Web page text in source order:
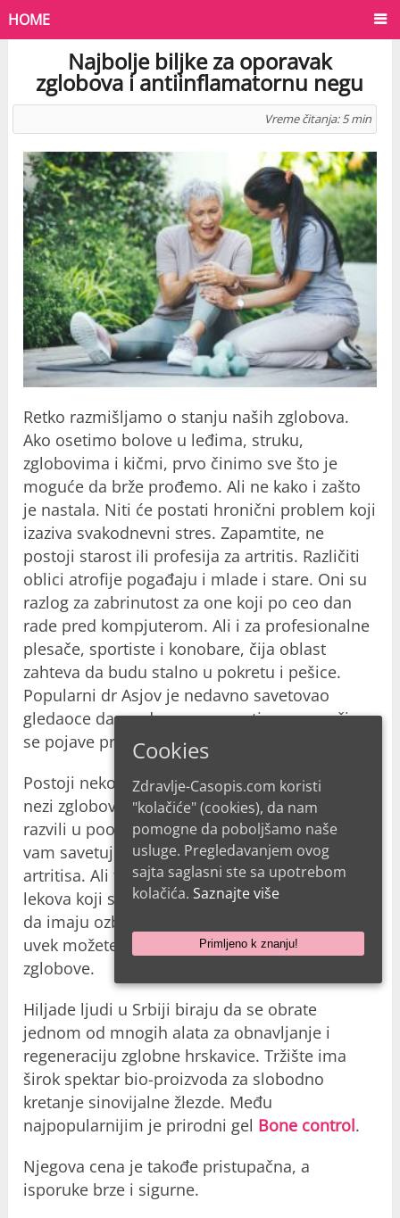
HOME
Najbolje biljke za oporavak
zglobova i antiinflamatornu negu
Vreme čitanja: 5 min
Retko razmišljamo o stanju naših zglobova.
Ako osetimo bolove u leđima, struku,
zglobovima i kičmi, prvo činimo sve što je
moguće da brže prođemo. Ali ne kako i zašto
je nastala. Niti će postati hronični problem koji
izaziva svakodnevni stres. Zapamtite, ne
postoji starost ili profesija za artritis. Različiti
oblici atrofije pogađaju i mlade i stare. Oni su
razlog za zabrinutost za one koji po ceo dan
rade pred kompjuterom. Ali i za profesionalne
plesače, sportiste i konobare, čija oblast
zahteva da budu stalno u pokretu i pešice.
Popularni dr Asjov je nedavno savetovao
gledaoce da preduzmu preventivne mere čim
se pojave prvi bolovi u zglobovima.
Postoji nekoliko alternativa antiinflamatornoj
nezi zglobova. Ako je oblik artritisa koji ste
razvili u poodmakloj fazi, vaš lekar može da
vam savetuje operaciju. Postoji i lek za lečenje
artritisa. Ali to obično uključuje uzimanje
lekova koji sadrže kortikosteroide. I svi znamo
da imaju ozbiljne neželjene efekte. Naravno,
uvek možete uzeti više biljaka za zdrave
zglobove.
Hiljade ljudi u Srbiji biraju da se obrate
jednom od mnogih alata za obnavljanje i
regeneraciju zglobne hrskavice. Tržište ima
širok spektar bio-proizvoda za slobodno
kretanje sinovijalne žlezde. Među
najpopularnijim je prirodni gel Bone control.
Njegova cena je takođe pristupačna, a
isporuke brze i sigurne.
Cookies
Zdravlje-Casopis.com koristi
"kolačiće" (cookies), da nam
pomogne da poboljšamo naše
usluge. Pregledavanjem ovog
sajta saglasni ste sa upotrebom
kolačića. Saznajte više
Primljeno k znanju!